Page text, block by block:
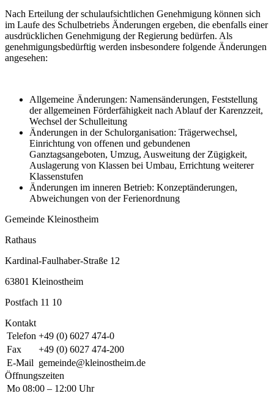
Nach Erteilung der schulaufsichtlichen Genehmigung können sich
im Laufe des Schulbetriebs Änderungen ergeben, die ebenfalls einer
ausdrücklichen Genehmigung der Regierung bedürfen. Als
genehmigungsbedürftig werden insbesondere folgende Änderungen
angesehen:
Allgemeine Änderungen: Namensänderungen, Feststellung
der allgemeinen Förderfähigkeit nach Ablauf der Karenzzeit,
Wechsel der Schulleitung
Änderungen in der Schulorganisation: Trägerwechsel,
Einrichtung von offenen und gebundenen
Ganztagsangeboten, Umzug, Ausweitung der Zügigkeit,
Auslagerung von Klassen bei Umbau, Errichtung weiterer
Klassenstufen
Änderungen im inneren Betrieb: Konzeptänderungen,
Abweichungen von der Ferienordnung
Gemeinde Kleinostheim
Rathaus
Kardinal-Faulhaber-Straße 12
63801 Kleinostheim
Postfach 11 10
Kontakt
Telefon +49 (0) 6027 474-0
Fax
+49 (0) 6027 474-200
E-Mail gemeinde@kleinostheim.de
Öffnungszeiten
Mo 08:00 – 12:00 Uhr